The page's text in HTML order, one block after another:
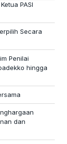
PASI
Secara
Penilai
hingga
dan